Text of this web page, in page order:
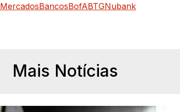
MercadosBancosBofABTGNubank
Mais Notícias